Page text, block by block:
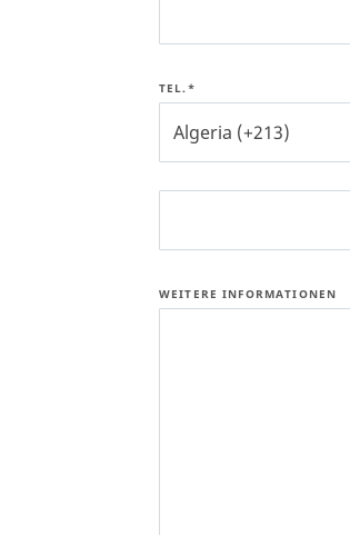
TEL.*
Algeria (+213)
WEITERE INFORMATIONEN